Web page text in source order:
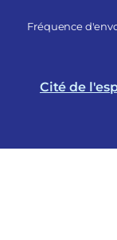
Fréquence
Cité de